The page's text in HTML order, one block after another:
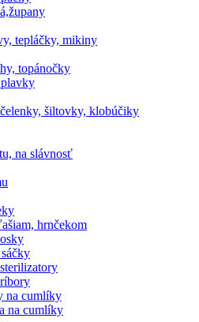
tepláčky, mikiny
topánočky
šiltovky, klobúčiky
na slávnosť
hrnčekom
na cumlíky
na cumlíky